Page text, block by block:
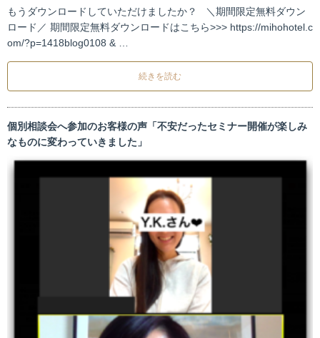
もうダウンロードしていただけましたか？ ＼期間限定無料ダウン
ロード／ 期間限定無料ダウンロードはこちら>>> https://mihohotel.c
om/?p=1418blog0108 & …
続きを読む
個別相談会へ参加のお客様の声「不安だったセミナー開催が楽しみ
なものに変わっていきました」